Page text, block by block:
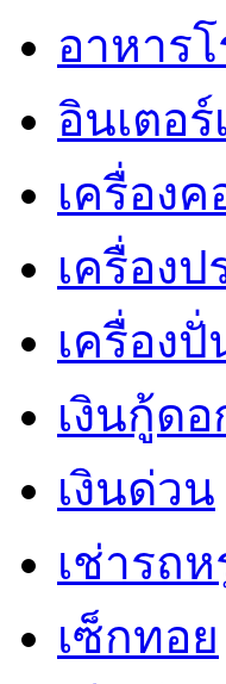
อาหาร
อินเตอร์
เครื่องค
เครื่องป
เครื่อง
เงินกู้ด
เงินด่วน
เช่ารถห
เซ็กทอย